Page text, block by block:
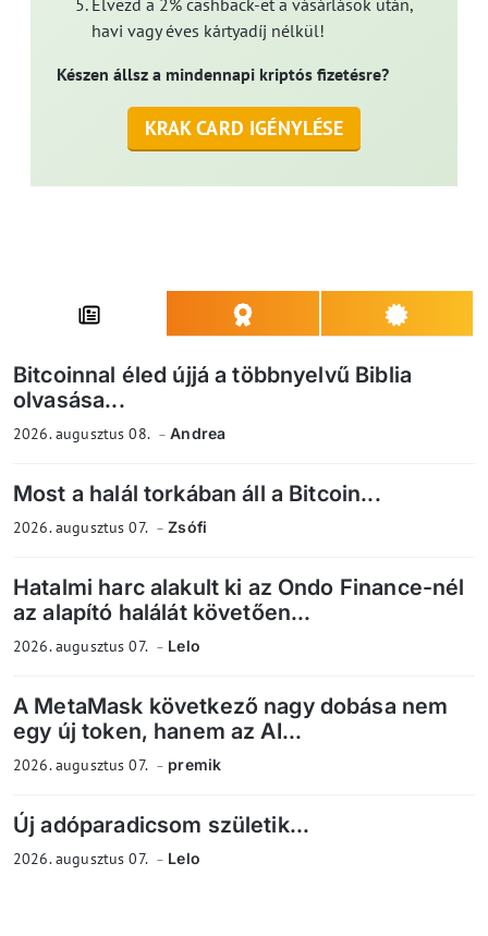
Élvezd a 2% cashback-et a vásárlások után,
havi vagy éves kártyadíj nélkül!
Készen állsz a mindennapi kriptós fizetésre?
KRAK CARD IGÉNYLÉSE
Bitcoinnal éled újjá a többnyelvű Biblia
olvasása...
2026. augusztus 08. Andrea
Most a halál torkában áll a Bitcoin...
2026. augusztus 07. Zsófi
Hatalmi harc alakult ki az Ondo Finance-nél
az alapító halálát követően...
2026. augusztus 07. Lelo
A MetaMask következő nagy dobása nem
egy új token, hanem az AI...
2026. augusztus 07. premik
Új adóparadicsom születik...
2026. augusztus 07. Lelo